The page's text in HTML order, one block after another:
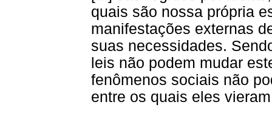
quais são nossa própria
manifestações externas
suas necessidades.
leis não podem mudar
fenômenos sociais não
entre os quais eles